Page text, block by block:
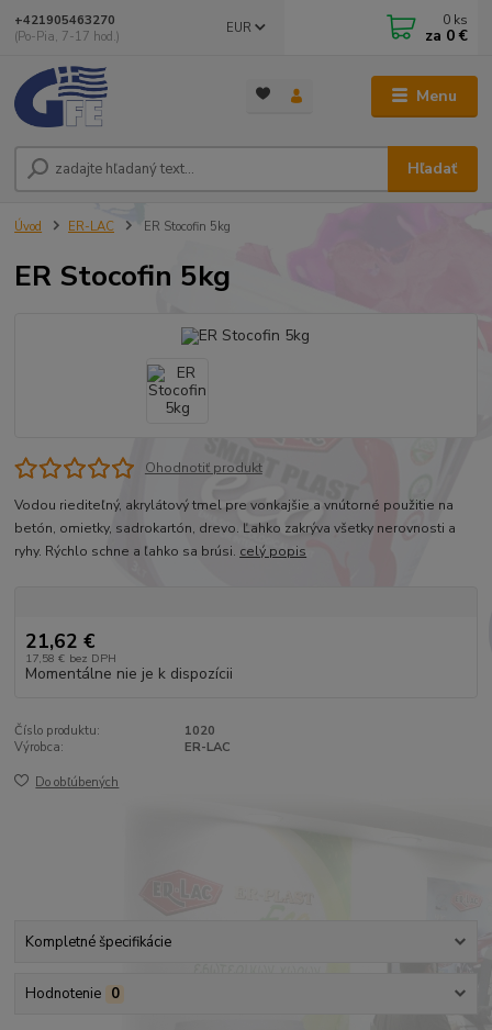
Menu
EUR
Hľadať
+421905463270
(Po-Pia, 7-17 hod.)
0 ks
za 0 €
Úvod ER-LAC ER Stocofin 5kg
ER Stocofin 5kg
Ohodnotiť produkt
Vodou riediteľný, akrylátový tmel pre vonkajšie a vnútorné použitie na
betón, omietky, sadrokartón, drevo. Ľahko zakrýva všetky nerovnosti a
ryhy. Rýchlo schne a ľahko sa brúsi. celý popis
21,62 €
17,58 € bez DPH
Momentálne nie je k dispozícii
Číslo produktu:
1020
Výrobca:
ER-LAC
Do obľúbených
Kompletné špecifikácie
Hodnotenie 0